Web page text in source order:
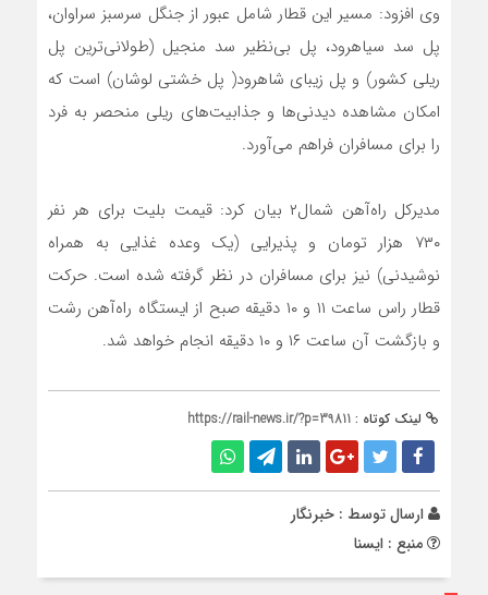
وی افزود: مسیر این قطار شامل عبور از جنگل سرسبز سراوان،
پل سد سیاهرود، پل بی‌نظیر سد منجیل (طولانی‌ترین پل
ریلی کشور) و پل زیبای شاهرود( پل خشتی لوشان) است که
امکان مشاهده دیدنی‌ها و جذابیت‌های ریلی منحصر به فرد
را برای مسافران فراهم می‌آورد.
مدیرکل راه‌آهن شمال۲ بیان کرد: قیمت بلیت برای هر نفر
۷۳۰ هزار تومان و پذیرایی (یک وعده غذایی به همراه
نوشیدنی) نیز برای مسافران در نظر گرفته شده است. حرکت
قطار راس ساعت ۱۱ و ۱۰ دقیقه صبح از ایستگاه راه‌آهن رشت
و بازگشت آن ساعت ۱۶ و ۱۰ دقیقه انجام خواهد شد.
لینک کوتاه : https://rail-news.ir/?p=39811
ارسال توسط : خبرنگار
منبع : ایسنا